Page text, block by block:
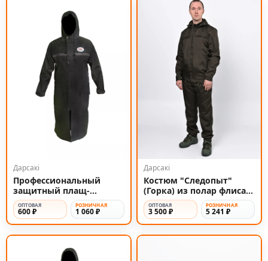
Дарсакi
Профессиональный
защитный плащ-
дождевик на молнии
ОПТОВАЯ
600 ₽
РОЗНИЧНАЯ
1 060 ₽
Дарсакi
Костюм "Следопыт"
(Горка) из полар флиса с
капюшоном
ОПТОВАЯ
3 500 ₽
РОЗНИЧНАЯ
5 241 ₽